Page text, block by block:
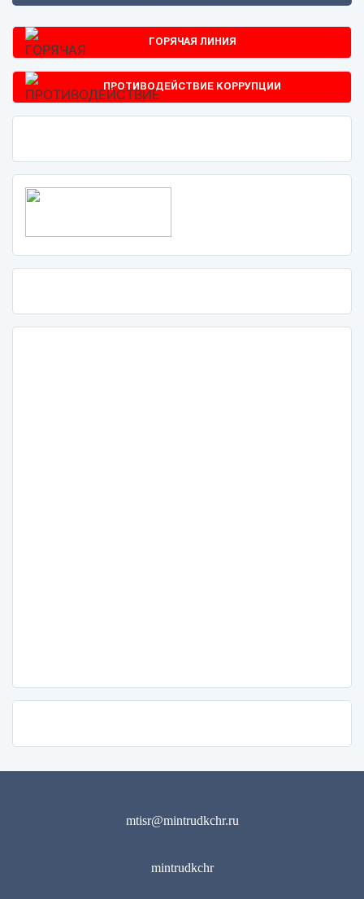
ГОРЯЧАЯ ЛИНИЯ
ПРОТИВОДЕЙСТВИЕ КОРРУПЦИИ
mtisr@mintrudkchr.ru
mintrudkchr